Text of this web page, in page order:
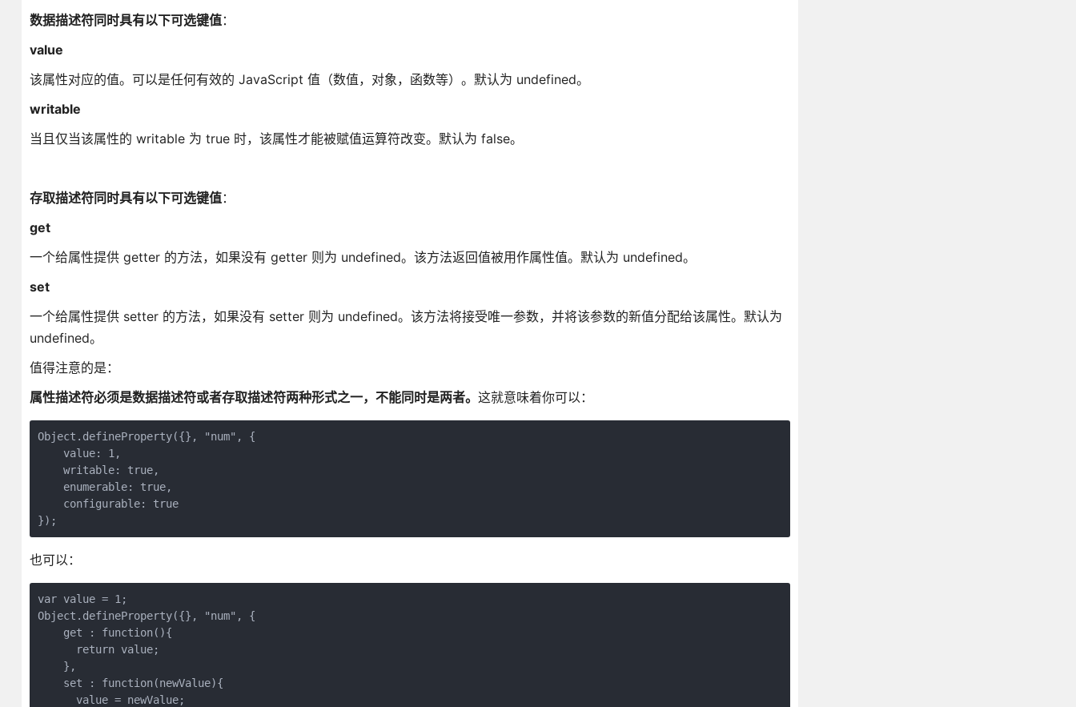
数据描述符同时具有以下可选键值：
value
该属性对应的值。可以是任何有效的 JavaScript 值（数值，对象，函数等）。默认为 undefined。
writable
当且仅当该属性的 writable 为 true 时，该属性才能被赋值运算符改变。默认为 false。
存取描述符同时具有以下可选键值：
get
一个给属性提供 getter 的方法，如果没有 getter 则为 undefined。该方法返回值被用作属性值。默认为 undefined。
set
一个给属性提供 setter 的方法，如果没有 setter 则为 undefined。该方法将接受唯一参数，并将该参数的新值分配给该属性。默认为
undefined。
值得注意的是：
属性描述符必须是数据描述符或者存取描述符两种形式之一，不能同时是两者。 这就意味着你可以：
Object.defineProperty({}, "num", {
    value: 1,
    writable: true,
    enumerable: true,
    configurable: true
});
也可以：
var value = 1;
Object.defineProperty({}, "num", {
    get : function(){
      return value;
    },
    set : function(newValue){
      value = newValue;